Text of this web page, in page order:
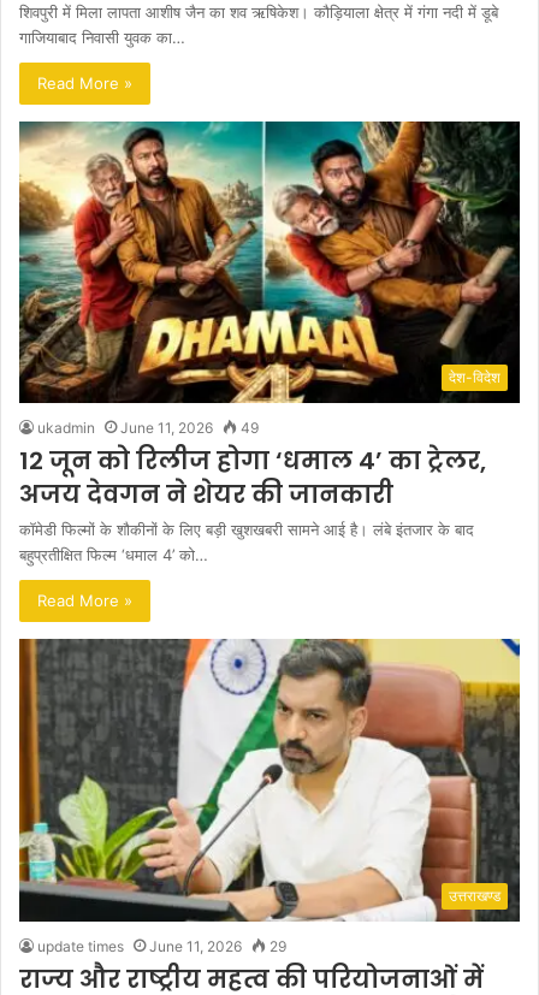
शिवपुरी में मिला लापता आशीष जैन का शव ऋषिकेश। कौड़ियाला क्षेत्र में गंगा नदी में डूबे
गाजियाबाद निवासी युवक का…
Read More »
देश-विदेश
ukadmin June 11, 2026 49
12 जून को रिलीज होगा ‘धमाल 4’ का ट्रेलर,
अजय देवगन ने शेयर की जानकारी
कॉमेडी फिल्मों के शौकीनों के लिए बड़ी खुशखबरी सामने आई है। लंबे इंतजार के बाद
बहुप्रतीक्षित फिल्म ‘धमाल 4’ को…
Read More »
उत्तराखण्ड
update times June 11, 2026 29
राज्य और राष्ट्रीय महत्व की परियोजनाओं में